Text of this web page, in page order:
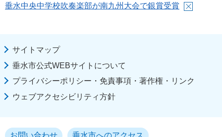
垂水中央中学校吹奏楽部が南九州大会で銀賞受賞
サイトマップ
垂水市公式WEBサイトについて
プライバシーポリシー・免責事項・著作権・リンク
ウェブアクセシビリティ方針
お問い合わせ 垂水市へのアクセス